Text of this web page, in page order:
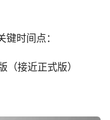
时间点：
（接近正式版）